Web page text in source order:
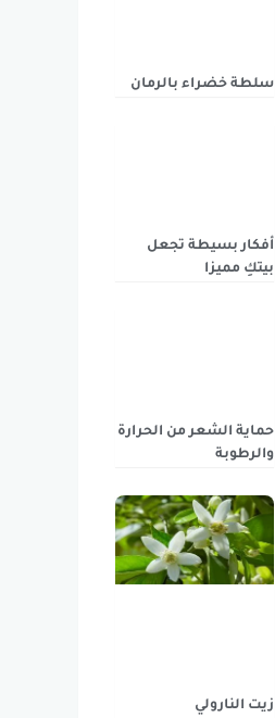
سلطة خضراء بالرمان
أفكار بسيطة تجعل
بيتكِ مميزا
حماية الشعر من الحرارة
والرطوبة
زيت النارولي